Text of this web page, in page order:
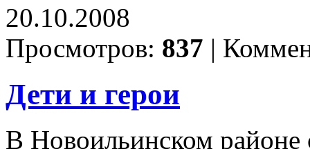
20.10.2008
Просмотров: 837 |
Дети и герои
В Новоильинском районе